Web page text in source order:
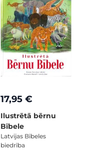
17,95 €
Ilustrētā bērnu
Bībele
Latvijas Bībeles
biedrība